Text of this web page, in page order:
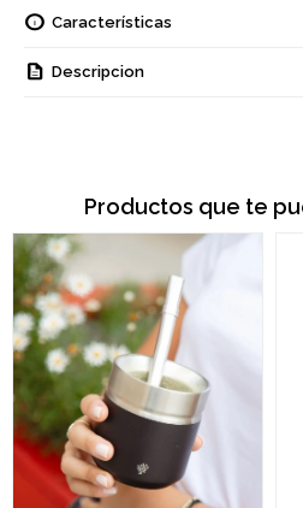
Características
Descripcion
Productos que te